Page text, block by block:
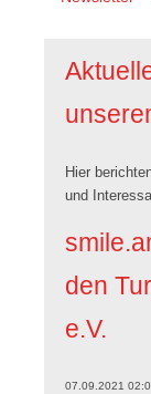
Hier
und
den
e.V.
07.09.2021